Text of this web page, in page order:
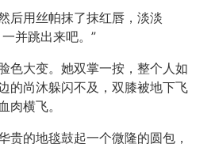
后用丝帕抹了抹红唇，淡淡
并跳出来吧。”
色大变。她双掌一按，整个人如
的尚沐躲闪不及，双膝被地下飞
肉横飞。
贵的地毯鼓起一个微隆的圆包，